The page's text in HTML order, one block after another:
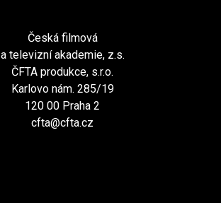
Česká filmová
a televizní akademie, z.s.
ČFTA produkce, s.r.o.
Karlovo nám. 285/19
120 00 Praha 2
cfta@cfta.cz